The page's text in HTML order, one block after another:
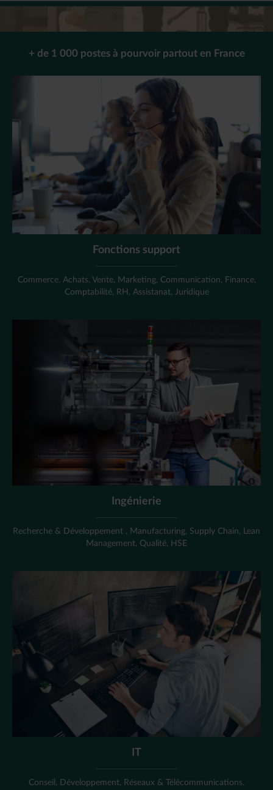
+ de 1 000 postes à pourvoir partout en France
Fonctions support
Commerce, Achats, Vente, Marketing, Communication, Finance,
Comptabilité, RH, Assistanat, Juridique
Ingénierie
Recherche & Développement , Manufacturing, Supply Chain, Lean
Management, Qualité, HSE
IT
Conseil, Développement, Réseaux & Télécommunications,